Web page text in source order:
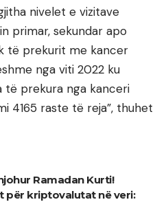
nivelet e vizitave
primar, sekundar apo
të prekurit me kancer
nga viti 2022 ku
të prekura nga kanceri
4165 raste të reja”, thuhet
Ramadan Kurti!
për kriptovalutat në veri: